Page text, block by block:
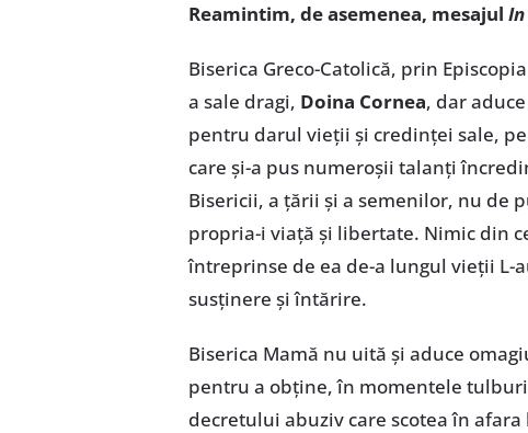
Reamintim, de asemenea, mesajul
Biserica Greco-Catolică, prin
a sale dragi, Doina Cornea, dar
pentru darul vieții și credinței sale,
care și-a pus numeroșii talanți
Bisericii, a țării și a semenilor, nu de
propria-i viață și libertate. Nimic din
întreprinse de ea de-a lungul vieții L-
susținere și întărire.
Biserica Mamă nu uită și aduce
pentru a obține, în momentele
decretului abuziv care scotea în